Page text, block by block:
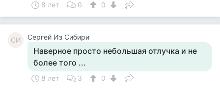
8 лет 0 0
CИ Cергей Из Сибири
Наверное просто небольшая отлучка и не
более того ...
8 лет 3 0